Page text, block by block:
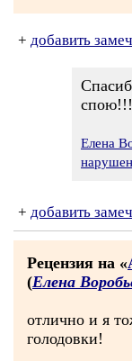
+ добавить
спою!!!
Елена
+ добавить
Рецензия на «
(Елена
отлично и я
голодовки!